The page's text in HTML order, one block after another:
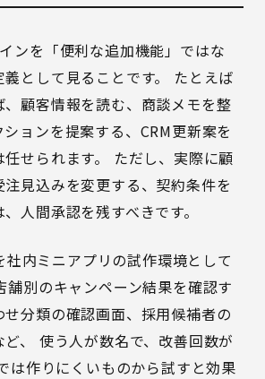
ンを「便利な追加機能」ではな
義として見ることです。 たとえば
顧客情報を読む、商談メモを整
ョンを提案する、CRM更新案を
せられます。 ただし、実際に顧
見込みを変更する、契約条件を
人間承認を残すべきです。
内ミニアプリの試作環境として
舗別のキャンペーン結果を確認す
せ分類の確認画面、採用候補者の
、 使う人が数名で、改善回数が
は作りにくいものから試すと効果